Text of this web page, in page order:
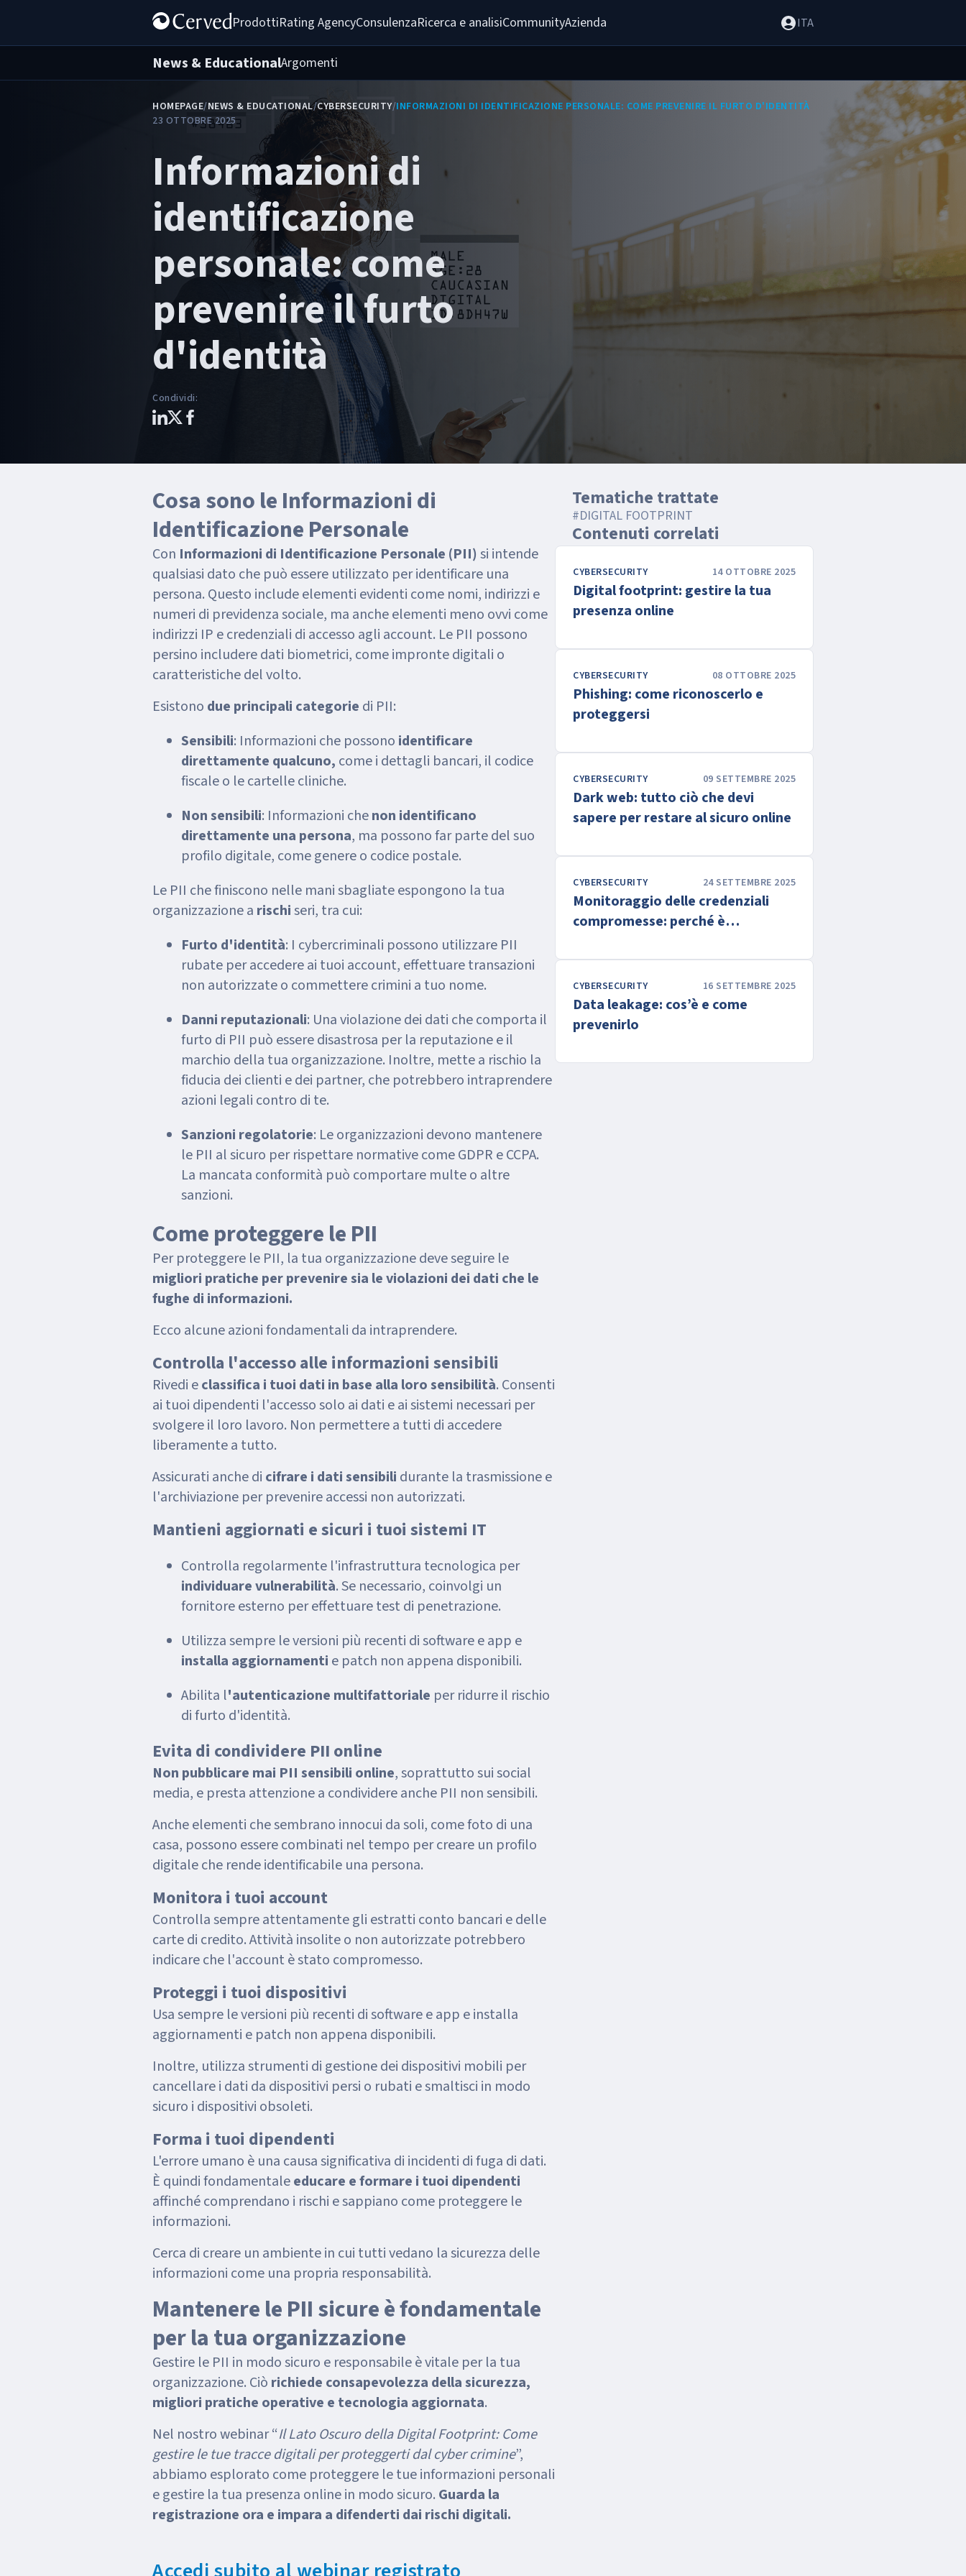
ProdottiRating AgencyConsulenzaRicerca e analisiCommunityAzienda ITA
News & EducationalArgomenti
HOMEPAGE/NEWS & EDUCATIONAL/CYBERSECURITY/INFORMAZIONI DI IDENTIFICAZIONE PERSONALE: COME PREVENIRE IL FURTO D'IDENTITÀ
23 OTTOBRE 2025
Informazioni di
identificazione
personale: come
prevenire il furto
d'identità
Condividi:
Cosa sono le Informazioni di
Identificazione Personale
Con Informazioni di Identificazione Personale (PII) si intende
qualsiasi dato che può essere utilizzato per identificare una
persona. Questo include elementi evidenti come nomi, indirizzi e
numeri di previdenza sociale, ma anche elementi meno ovvi come
indirizzi IP e credenziali di accesso agli account. Le PII possono
persino includere dati biometrici, come impronte digitali o
caratteristiche del volto.
Esistono due principali categorie di PII:
Sensibili: Informazioni che possono identificare
direttamente qualcuno, come i dettagli bancari, il codice
fiscale o le cartelle cliniche.
Non sensibili: Informazioni chenon identificano
direttamente una persona, ma possono far parte del suo
profilo digitale, come genere o codice postale.
Le PII che finiscono nelle mani sbagliate espongono la tua
organizzazione a rischiseri, tra cui:
Furto d'identità: I cybercriminali possono utilizzare PII
rubate per accedere ai tuoi account, effettuare transazioni
non autorizzate o commettere crimini a tuo nome.
Danni reputazionali: Una violazione dei dati che comporta il
furto di PII può essere disastrosa per la reputazione e il
marchio della tua organizzazione. Inoltre, mette a rischio la
fiducia dei clienti e dei partner, che potrebbero intraprendere
azioni legali contro di te.
Sanzioni regolatorie: Le organizzazioni devono mantenere
le PII al sicuro per rispettare normative come GDPR e CCPA.
La mancata conformità può comportare multe o altre
sanzioni.
Come proteggere le PII
Per proteggere le PII, la tua organizzazione deve seguire le
migliori pratiche per prevenire sia le violazioni dei dati che le
fughe di informazioni.
Ecco alcune azioni fondamentali da intraprendere.
Controlla l'accesso alle informazioni sensibili
Rivedi eclassifica i tuoi dati in base alla loro sensibilità. Consenti
ai tuoi dipendenti l'accesso solo ai dati e ai sistemi necessari per
svolgere il loro lavoro. Non permettere a tutti di accedere
liberamente a tutto.
Assicurati anche di cifrare i dati sensibili durante la trasmissione e
l'archiviazione per prevenire accessi non autorizzati.
Mantieni aggiornati e sicuri i tuoi sistemi IT
Controlla regolarmente l'infrastruttura tecnologica per
individuare vulnerabilità. Se necessario, coinvolgi un
fornitore esterno per effettuare test di penetrazione.
Utilizza sempre le versioni più recenti di software e app e
installa aggiornamenti e patch non appena disponibili.
Abilita l'autenticazione multifattoriale per ridurre il rischio
di furto d'identità.
Evita di condividere PII online
Non pubblicare mai PII sensibili online, soprattutto sui social
media, e presta attenzione a condividere anche PII non sensibili.
Anche elementi che sembrano innocui da soli, come foto di una
casa, possono essere combinati nel tempo per creare un profilo
digitale che rende identificabile una persona.
Monitora i tuoi account
Controlla sempre attentamente gli estratti conto bancari e delle
carte di credito. Attività insolite o non autorizzate potrebbero
indicare che l'account è stato compromesso.
Proteggi i tuoi dispositivi
Usa sempre le versioni più recenti di software e app e installa
aggiornamenti e patch non appena disponibili.
Inoltre, utilizza strumenti di gestione dei dispositivi mobili per
cancellare i dati da dispositivi persi o rubati e smaltisci in modo
sicuro i dispositivi obsoleti.
Forma i tuoi dipendenti
L'errore umano è una causa significativa di incidenti di fuga di dati.
È quindi fondamentaleeducare e formare i tuoi dipendenti
affinché comprendano i rischi e sappiano come proteggere le
informazioni.
Cerca di creare un ambiente in cui tutti vedano la sicurezza delle
informazioni come una propria responsabilità.
Mantenere le PII sicure è fondamentale
per la tua organizzazione
Gestire le PII in modo sicuro e responsabile è vitale per la tua
organizzazione. Ciò richiede consapevolezza della sicurezza,
migliori pratiche operative e tecnologia aggiornata.
Nel nostro webinar “Il Lato Oscuro della Digital Footprint: Come
gestire le tue tracce digitali per proteggerti dal cyber crimine”,
abbiamo esplorato come proteggere le tue informazioni personali
e gestire la tua presenza online in modo sicuro. Guarda la
registrazione ora e impara a difenderti dai rischi digitali.
Tematiche trattate
#DIGITAL FOOTPRINT
Contenuti correlati
CYBERSECURITY 14 OTTOBRE 2025
Digital footprint: gestire la tua
presenza online
CYBERSECURITY 08 OTTOBRE 2025
Phishing: come riconoscerlo e
proteggersi
CYBERSECURITY 09 SETTEMBRE 2025
Dark web: tutto ciò che devi
sapere per restare al sicuro online
CYBERSECURITY 24 SETTEMBRE 2025
Monitoraggio delle credenziali
compromesse: perché è
CYBERSECURITY 16 SETTEMBRE 2025
Data leakage: cos’è e come
prevenirlo